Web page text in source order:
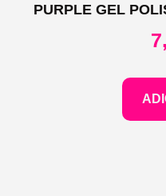
PURPLE GEL